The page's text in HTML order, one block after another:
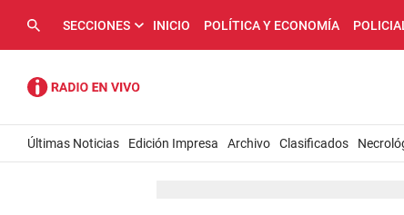
SECCIONES INICIO POLÍTICA Y ECONOMÍA
Últimas Noticias Edición Impresa Archivo Clasificados